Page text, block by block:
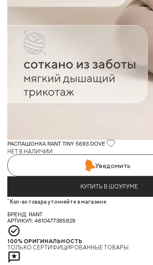
РАСПАШОНКА RANT TINY 5693 DOVE
НЕТ В НАЛИЧИИ
Уведомить
КУПИТЬ В ШОУРУМЕ
* Кол-во товара уточняйте в магазине
БРЕНД: RANT
АРТИКУЛ: 4610477385829
100% ОРИГИНАЛЬНОСТЬ
ТОЛЬКО СЕРТИФИЦИРОВАННЫЕ ТОВАРЫ